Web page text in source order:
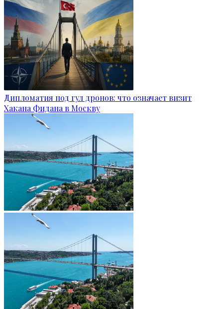
Дипломатия под гул дронов: что означает визит
Хакана Фидана в Москву